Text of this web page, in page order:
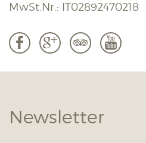
MwSt.Nr.: IT02892470218
b c 3 r
Newsletter